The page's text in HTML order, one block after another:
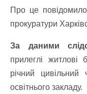
Про це повідомило
прокуратури
За даними
прилеглі житлові
річний
освітнього закладу.